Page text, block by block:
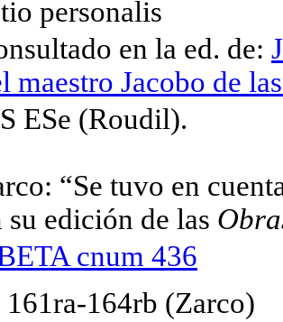
personalis
en la ed. de:
maestro Jacobo de
ESe (Roudil).
“Se tuvo en
su edición de las
cnum 436
164rb (Zarco)